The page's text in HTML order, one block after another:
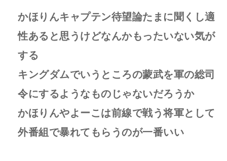
かほりんキャプテン待望論たまに聞くし適
性あると思うけどなんかもったいない気が
する
キングダムでいうところの蒙武を軍の総司
令にするようなものじゃないだろうか
かほりんやよーこは前線で戦う将軍として
外番組で暴れてもらうのが一番いい